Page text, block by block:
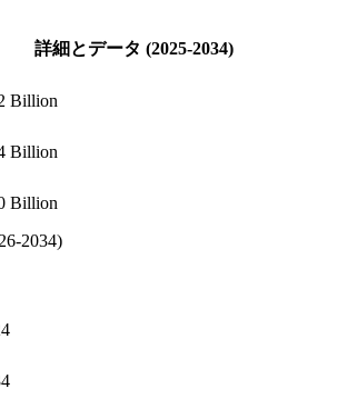
詳細とデータ (2025-2034)
Billion
Billion
Billion
2034)